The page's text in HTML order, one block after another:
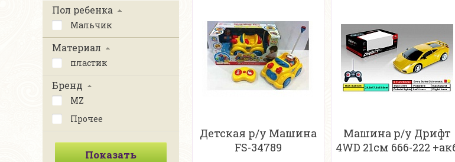
Пол ребенка
Мальчик
Материал
пластик
Бренд
MZ
Прочее
Детская р/у Машина
FS-34789
Машина р/у Дрифт
4WD 21см 666-222